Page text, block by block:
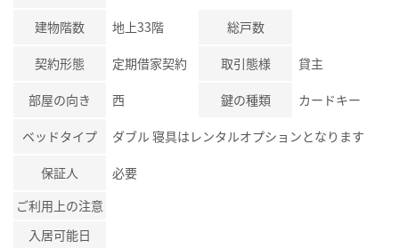
建物階数 地上33階 総戸数
契約形態 定期借家契約 取引態様 貸主
部屋の向き 西 鍵の種類 カードキー
ベッドタイプ ダブル 寝具はレンタルオプションとなります
保証人
必要
ご利用上の注意
入居可能日